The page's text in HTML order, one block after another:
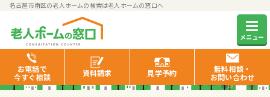
名古屋市南区の老人ホームの検索は老人ホームの窓口へ
メニュー
お電話で
今すぐ相談
資料請求 見学予約
無料相談・
お問い合わせ
たのしい家名古屋南